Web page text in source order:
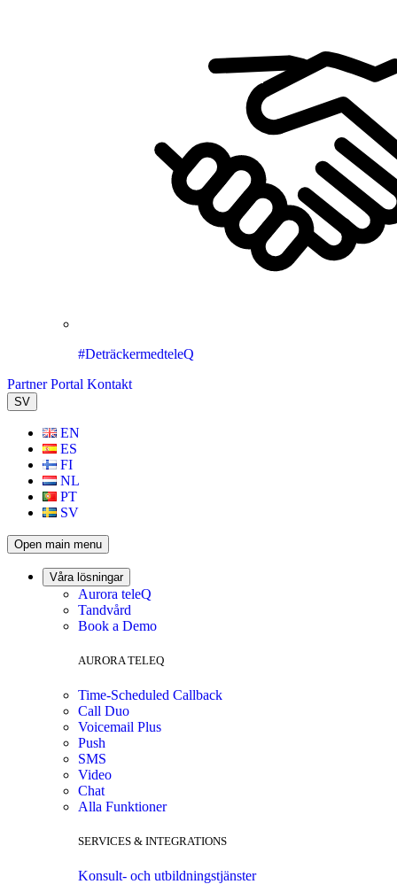
#DeträckermedteleQ
Partner Portal Kontakt
SV
EN
ES
FI
NL
PT
SV
Open main menu
Våra lösningar
Aurora teleQ
Tandvård
Book a Demo
AURORA TELEQ
Time-Scheduled Callback
Call Duo
Voicemail Plus
Push
SMS
Video
Chat
Alla Funktioner
SERVICES & INTEGRATIONS
Konsult- och utbildningstjänster